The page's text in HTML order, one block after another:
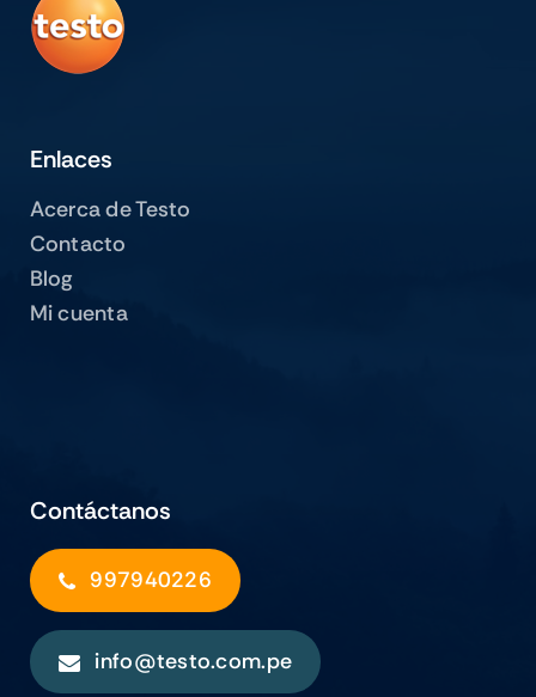
Enlaces
Acerca de Testo
Contacto
Blog
Mi cuenta
Contáctanos
997940226
info@testo.com.pe